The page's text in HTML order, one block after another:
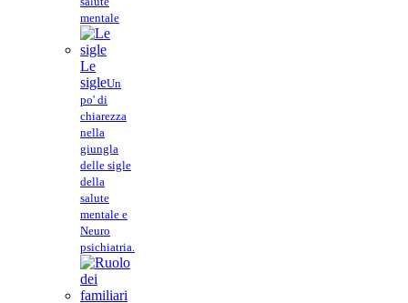
mentale
Le
sigleUn
po' di
chiarezza
nella
giungla
delle sigle
della
salute
mentale e
Neuro
psichiatria.